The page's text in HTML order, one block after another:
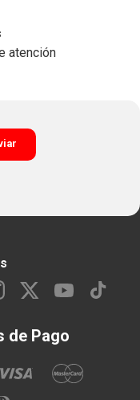
atención
de Pago